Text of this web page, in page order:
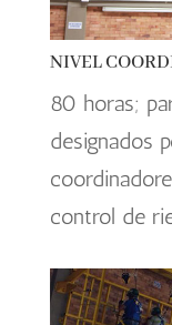
NIVEL
80 horas;
designados
control de